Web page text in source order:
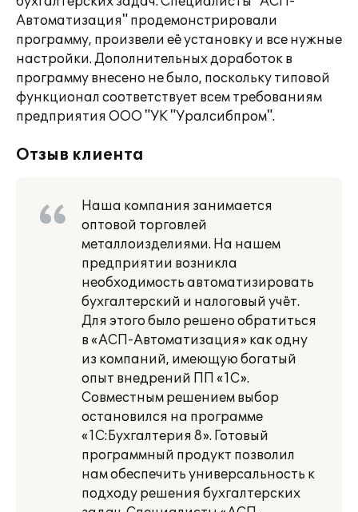
Автоматизация" продемонстрировали
программу, произвели её установку и все нужные
настройки. Дополнительных доработок в
программу внесено не было, поскольку типовой
функционал соответствует всем требованиям
предприятия ООО "УК "Уралсибпром".
Отзыв клиента
Наша компания занимается
оптовой торговлей
металлоизделиями. На нашем
предприятии возникла
необходимость автоматизировать
бухгалтерский и налоговый учёт.
Для этого было решено обратиться
в «АСП-Автоматизация» как одну
из компаний, имеющую богатый
опыт внедрений ПП «1С».
Совместным решением выбор
остановился на программе
«1С:Бухгалтерия 8». Готовый
программный продукт позволил
нам обеспечить универсальность к
подходу решения бухгалтерских